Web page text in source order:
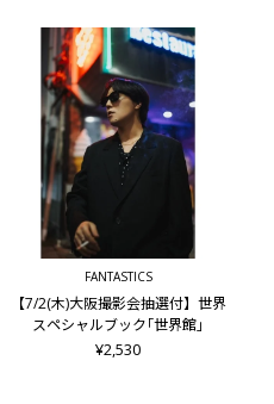
FANTASTICS
【7/2(木)大阪撮影会抽選付】世界
スペシャルブック｢世界館｣
¥2,530